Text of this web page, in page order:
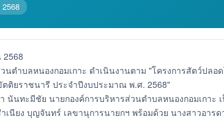
2568
นตำบลหนองกอมเกาะ ดำเนินงานตาม "โครงการสัตว์ป
ติยราชนารี ประจำปีงบประมาณ พ.ศ. 2568"
นันทะมีชัย นายกองค์การบริหารส่วนตำบลหนองกอมเกาะ
เนียง บุญจันทร์ เลขานุการนายกฯ พร้อมด้วย นางสาวอา